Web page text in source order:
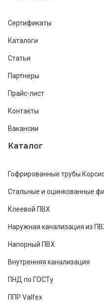
Сертификаты
Каталоги
Статьи
Партнеры
Прайс-лист
Контакты
Вакансии
Каталог
Гофрированные трубы
Стальные и оцинкованные
Клеевой ПВХ
Наружная канализация из
Напорный ПВХ
Внутренняя канализация
ПНД по ГОСТу
ППР Valfex